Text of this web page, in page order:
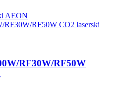
RF30W/RF50W